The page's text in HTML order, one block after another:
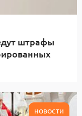
штрафы
НОВОСТИ